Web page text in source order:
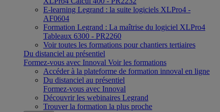
E-learning Legrand : la suite logiciels XLPro4 -
AF0604
Formation Legrand : La maîtrise du logiciel XLPro4
Tableaux 6300 - PR2260
Voir toutes les formations pour chantiers tertiaires
Du distanciel au présentiel
Formez-vous avec Innoval Voir les formations
Accéder à la plateforme de formation innoval en ligne
Du distanciel au présentiel
Formez-vous avec Innoval
Découvrir les webinaires Legrand
Trouver la formation la plus proche